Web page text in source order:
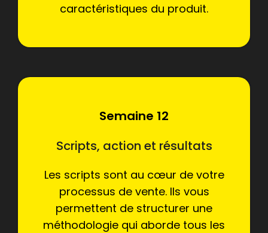
caractéristiques du produit.
Semaine 12
Scripts, action et résultats
Les scripts sont au cœur de votre
processus de vente. Ils vous
permettent de structurer une
méthodologie qui aborde tous les